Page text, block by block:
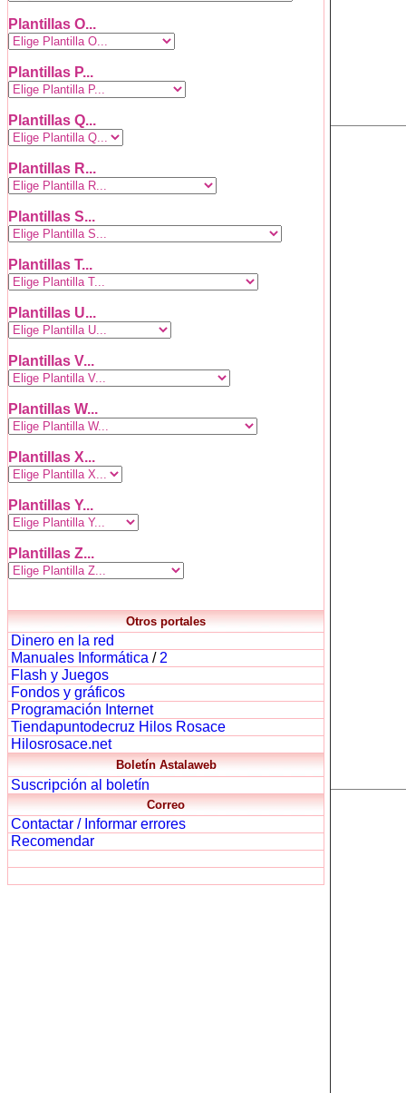
Plantillas O...
Plantillas P...
Plantillas Q...
Plantillas R...
Plantillas S...
Plantillas T...
Plantillas U...
Plantillas V...
Plantillas W...
Plantillas X...
Plantillas Y...
Plantillas Z...
Otros portales
Dinero en la red
Manuales Informática / 2
Flash y Juegos
Fondos y gráficos
Programación Internet
Tiendapuntodecruz Hilos Rosace
Hilosrosace.net
Boletín Astalaweb
Suscripción al boletín
Correo
Contactar / Informar errores
Recomendar